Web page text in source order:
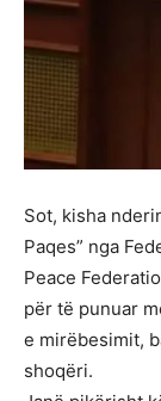
Sot, kisha
Paqes” nga
Peace
për të punuar
e mirëbesimit,
shoqëri.